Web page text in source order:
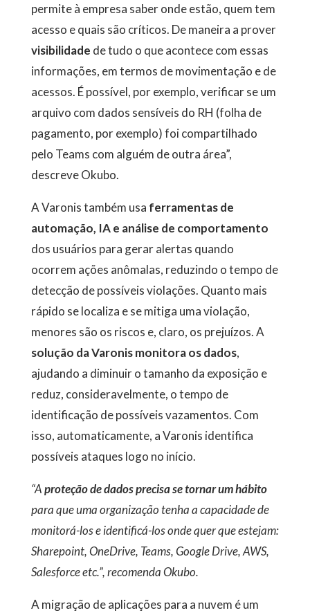
permite à empresa saber onde estão, quem tem
acesso e quais são críticos. De maneira a prover
visibilidade de tudo o que acontece com essas
informações, em termos de movimentação e de
acessos. É possível, por exemplo, verificar se um
arquivo com dados sensíveis do RH (folha de
pagamento, por exemplo) foi compartilhado
pelo Teams com alguém de outra área”,
descreve Okubo.
A Varonis também usa ferramentas de
automação, IA e análise de comportamento
dos usuários para gerar alertas quando
ocorrem ações anômalas, reduzindo o tempo de
detecção de possíveis violações. Quanto mais
rápido se localiza e se mitiga uma violação,
menores são os riscos e, claro, os prejuízos. A
solução da Varonis monitora os dados,
ajudando a diminuir o tamanho da exposição e
reduz, consideravelmente, o tempo de
identificação de possíveis vazamentos. Com
isso, automaticamente, a Varonis identifica
possíveis ataques logo no início.
“Aproteção de dados precisa se tornar um hábito
para que uma organização tenha a capacidade de
monitorá-los e identificá-los onde quer que estejam:
Sharepoint, OneDrive, Teams, Google Drive, AWS,
Salesforce etc.”, recomenda Okubo.
A migração de aplicações para a nuvem é um